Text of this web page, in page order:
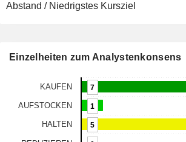
Abstand / Niedrigstes Kursziel
Einzelheiten zum Analystenkonsens